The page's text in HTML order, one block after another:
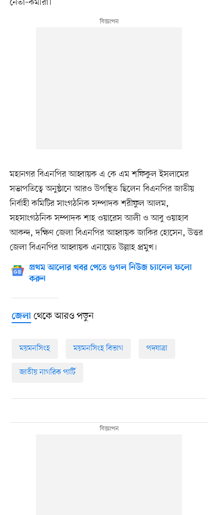
নেতা–কর্মীরা।
মহানগর বিএনপির আহ্বায়ক এ কে এম শফিকুল ইসলামের
সভাপতিত্বে অনুষ্ঠানে আরও উপস্থিত ছিলেন বিএনপির জাতীয়
নির্বাহী কমিটির সাংগঠনিক সম্পাদক শরীফুল আলম,
সহসাংগঠনিক সম্পাদক শাহ ওয়ারেস আলী ও আবু ওয়াহাব
আকন্দ, দক্ষিণ জেলা বিএনপির আহ্বায়ক জাকির হোসেন, উত্তর
জেলা বিএনপির আহ্বায়ক এনায়েত উল্লাহ প্রমুখ।
প্রথম আলোর খবর পেতে গুগল নিউজ চ্যানেল ফলো
করুন
জেলাথেকে আরও পড়ুন
ময়মনসিংহ ময়মনসিংহ বিভাগ পদযাত্রা
জাতীয় নাগরিক পার্টি